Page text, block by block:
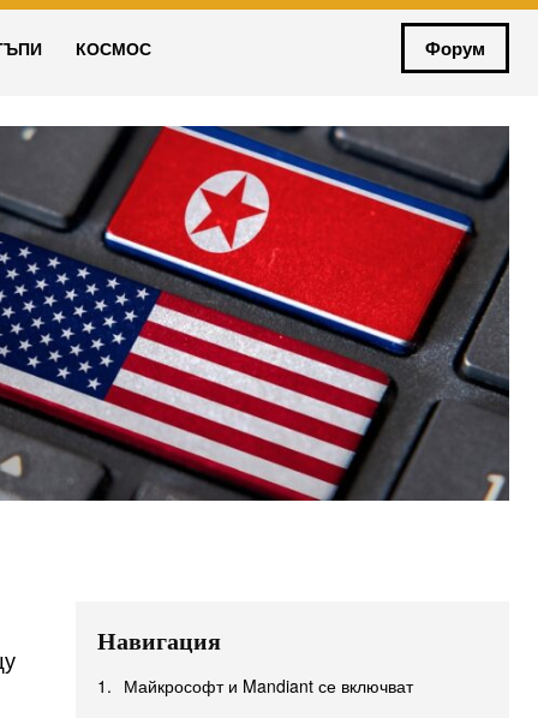
КОСМОС Форум
Навигация
Майкрософт и Mandiant се включват